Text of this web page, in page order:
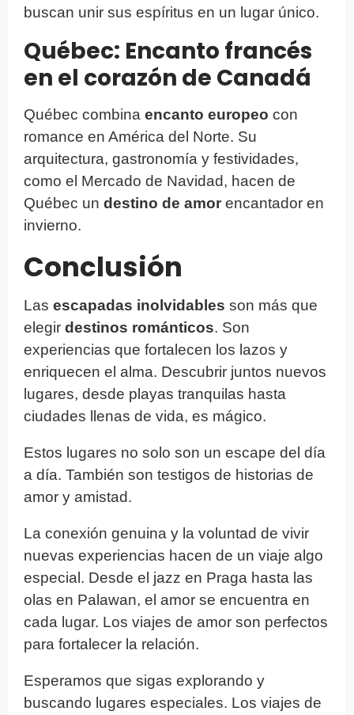
buscan unir sus espíritus en un lugar único.
Québec: Encanto francés
en el corazón de Canadá
Québec combina encanto europeo con
romance en América del Norte. Su
arquitectura, gastronomía y festividades,
como el Mercado de Navidad, hacen de
Québec un destino de amor encantador en
invierno.
Conclusión
Las escapadas inolvidables son más que
elegir destinos románticos. Son
experiencias que fortalecen los lazos y
enriquecen el alma. Descubrir juntos nuevos
lugares, desde playas tranquilas hasta
ciudades llenas de vida, es mágico.
Estos lugares no solo son un escape del día
a día. También son testigos de historias de
amor y amistad.
La conexión genuina y la voluntad de vivir
nuevas experiencias hacen de un viaje algo
especial. Desde el jazz en Praga hasta las
olas en Palawan, el amor se encuentra en
cada lugar. Los viajes de amor son perfectos
para fortalecer la relación.
Esperamos que sigas explorando y
buscando lugares especiales. Los viajes de